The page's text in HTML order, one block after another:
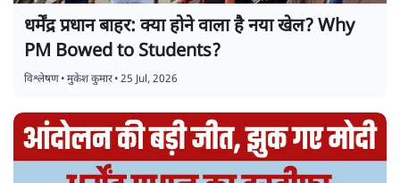
धर्मेंद्र प्रधान बाहर: क्या होने वाला है नया खेल? Why
PM Bowed to Students?
विश्लेषण•मुकेश कुमार•25 Jul, 2026